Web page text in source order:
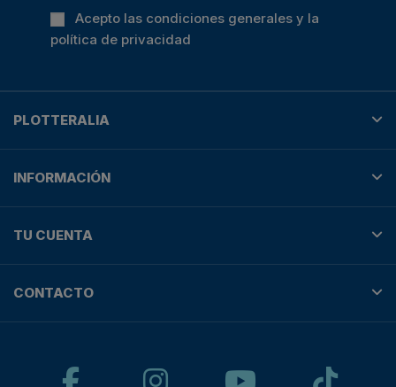
Acepto las condiciones generales y la
política de privacidad
PLOTTERALIA
INFORMACIÓN
TU CUENTA
CONTACTO